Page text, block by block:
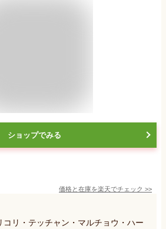
ショップでみる
価格と在庫を楽天でチェック >>
コリ・テッチャン・マルチョウ・ハー